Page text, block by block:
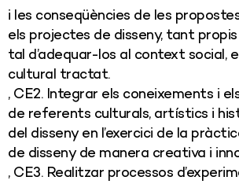
i les conseqüències de les
els projectes de disseny, tant
tal d’adequar-los al context social,
cultural tractat.
, CE2. Integrar els coneixements i
de referents culturals, artístics i
del disseny en l’exercici de la
de disseny de manera creativa i
, CE3. Realitzar processos